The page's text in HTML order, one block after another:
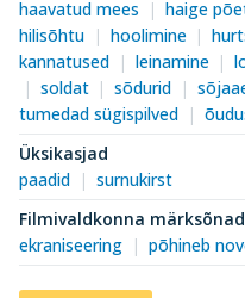
haavatud mees
haige
hilisõhtu
hoolimine
kannatused
leinamine
soldat
sõdurid
tumedad sügispilved
Üksikasjad
paadid
surnukirst
Filmivaldkonna märksõnad
ekraniseering
põhineb